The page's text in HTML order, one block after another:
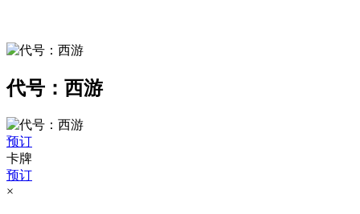
代号：西游
预订
卡牌
预订
×